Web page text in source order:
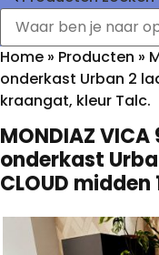
Home » Producten »
onderkast Urban 2
kraangat, kleur Talc.
MONDIAZ
onderkast
CLOUD